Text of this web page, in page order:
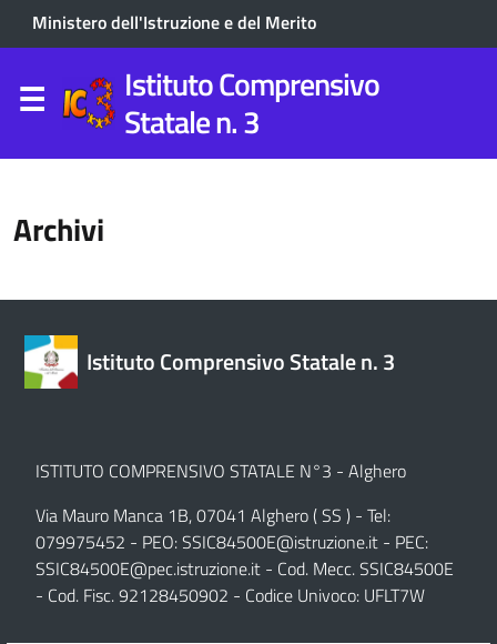
Ministero dell'Istruzione e del Merito
Istituto Comprensivo
Statale n. 3
Archivi
Istituto Comprensivo Statale n. 3
ISTITUTO COMPRENSIVO STATALE N°3 - Alghero
Via Mauro Manca 1B, 07041 Alghero ( SS ) - Tel:
079975452 - PEO:SSIC84500E@istruzione.it - PEC:
SSIC84500E@pec.istruzione.it - Cod. Mecc. SSIC84500E
- Cod. Fisc. 92128450902 - Codice Univoco: UFLT7W